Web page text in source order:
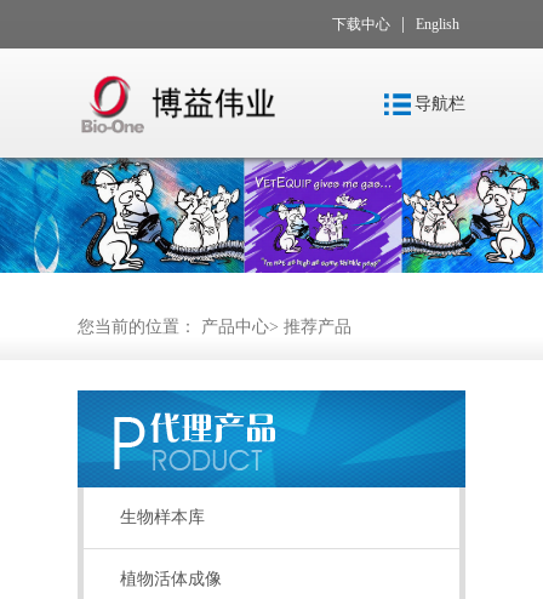
下载中心 English
导航栏
您当前的位置： 产品中心> 推荐产品
生物样本库
植物活体成像